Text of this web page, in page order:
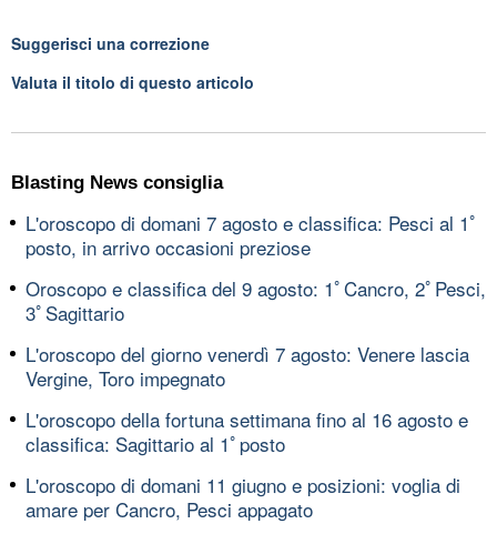
Suggerisci una correzione
Valuta il titolo di questo articolo
Blasting News consiglia
L'oroscopo di domani 7 agosto e classifica: Pesci al 1ﾟ
posto, in arrivo occasioni preziose
Oroscopo e classifica del 9 agosto: 1ﾟCancro, 2ﾟPesci,
3ﾟSagittario
L'oroscopo del giorno venerdì 7 agosto: Venere lascia
Vergine, Toro impegnato
L'oroscopo della fortuna settimana fino al 16 agosto e
classifica: Sagittario al 1ﾟposto
L'oroscopo di domani 11 giugno e posizioni: voglia di
amare per Cancro, Pesci appagato